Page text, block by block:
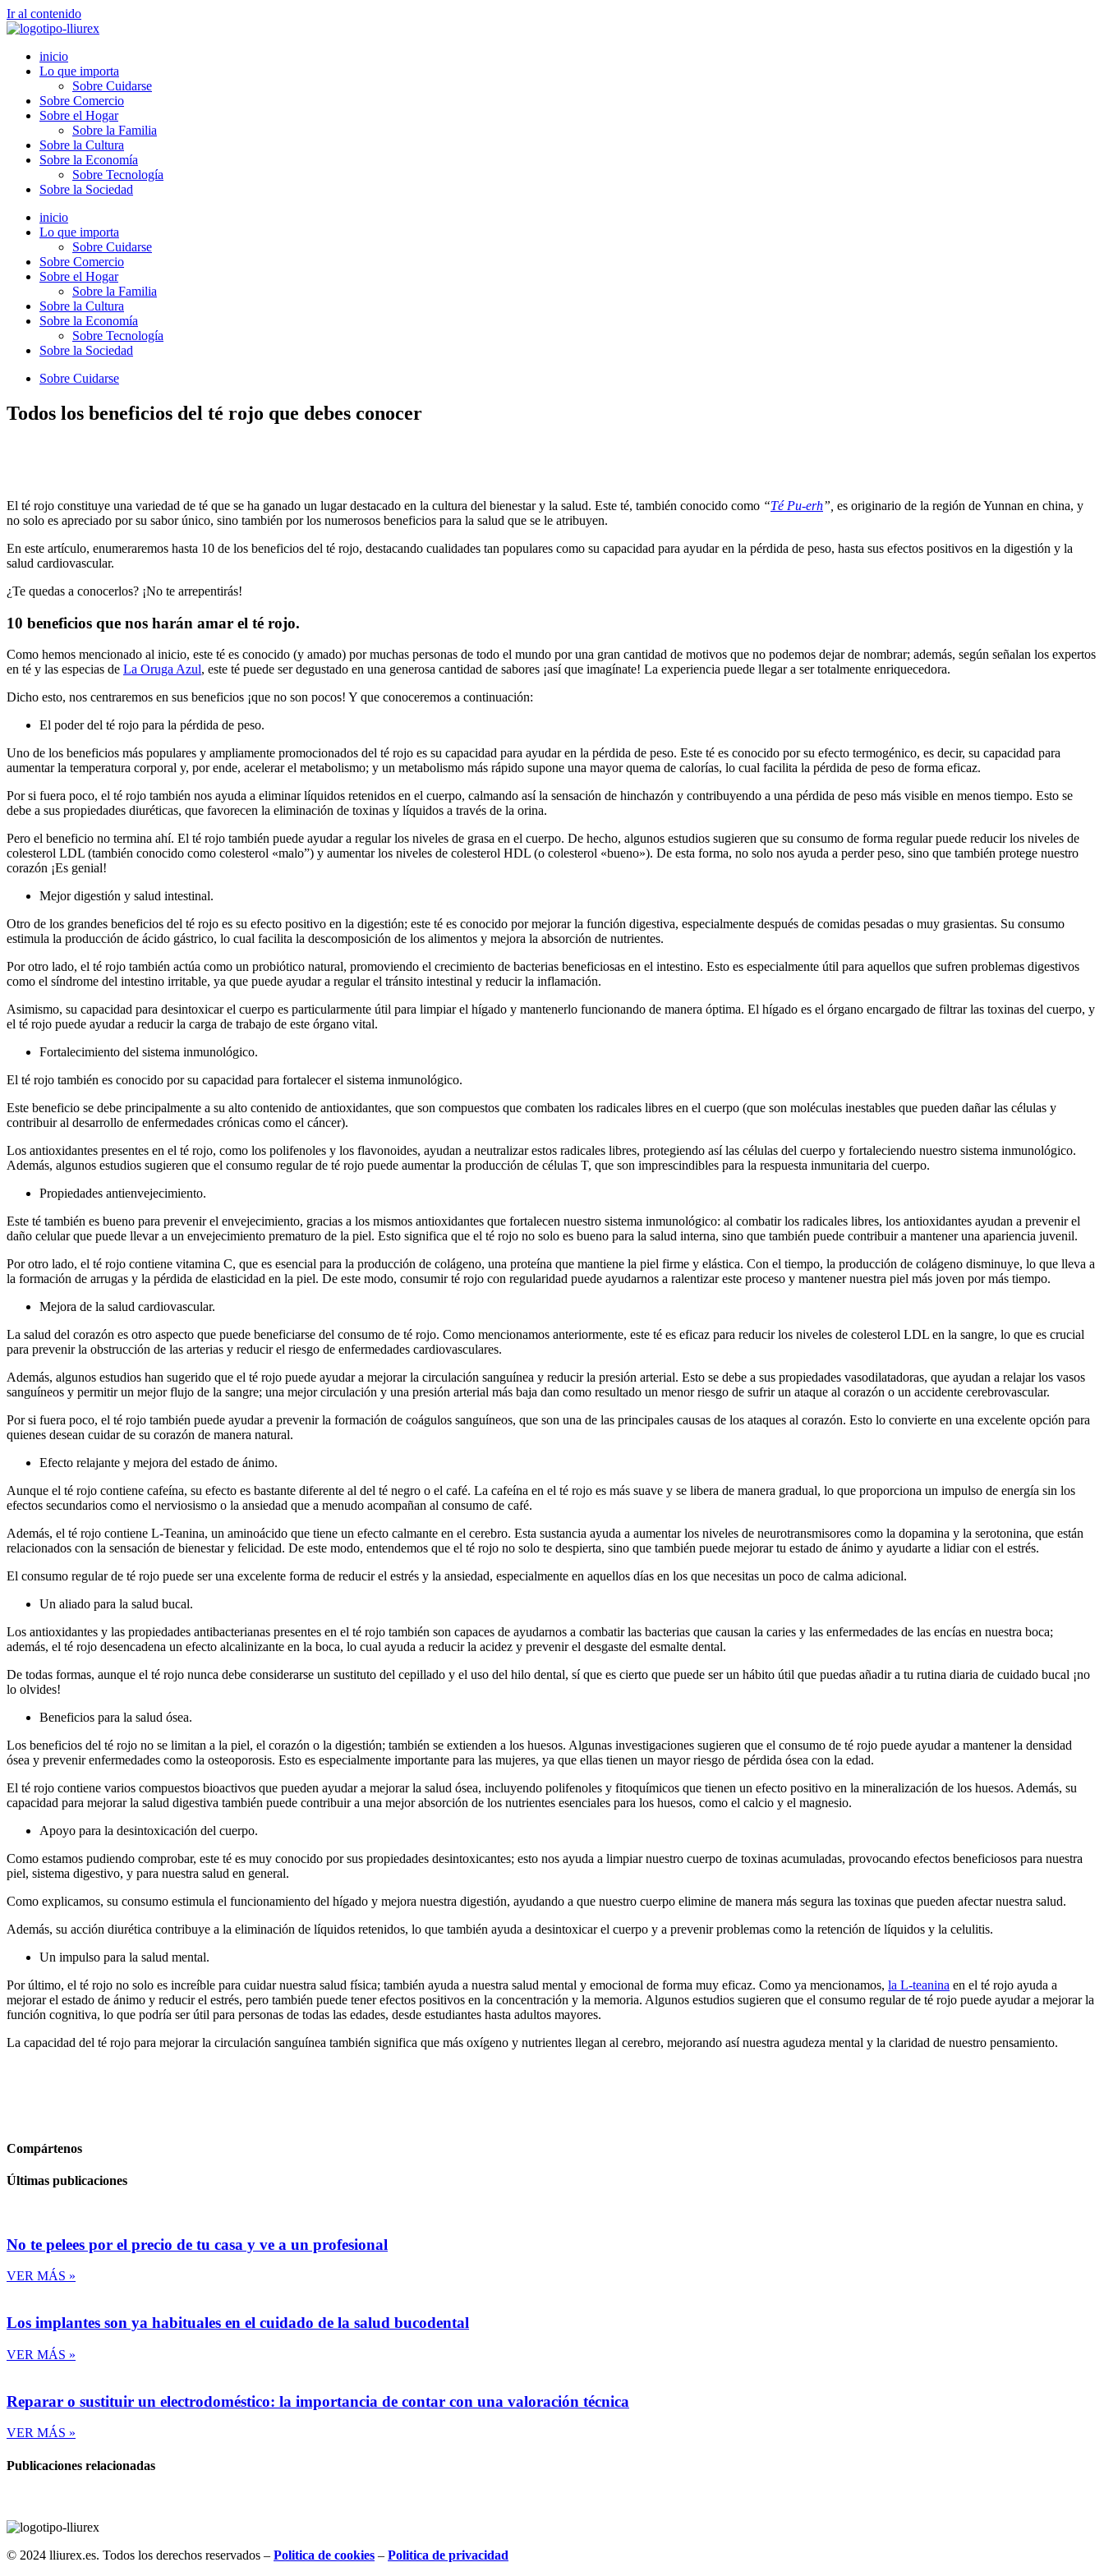
Ir al contenido
inicio
Lo que importa
Sobre Cuidarse
Sobre Comercio
Sobre el Hogar
Sobre la Familia
Sobre la Cultura
Sobre la Economía
Sobre Tecnología
Sobre la Sociedad
inicio
Lo que importa
Sobre Cuidarse
Sobre Comercio
Sobre el Hogar
Sobre la Familia
Sobre la Cultura
Sobre la Economía
Sobre Tecnología
Sobre la Sociedad
Sobre Cuidarse
Todos los beneficios del té rojo que debes conocer
El té rojo constituye una variedad de té que se ha ganado un lugar destacado en la cultura del bienestar y la salud. Este té, también conocido como “Té Pu-erh”, es originario de la región de Yunnan en china, y
no solo es apreciado por su sabor único, sino también por los numerosos beneficios para la salud que se le atribuyen.
En este artículo, enumeraremos hasta 10 de los beneficios del té rojo, destacando cualidades tan populares como su capacidad para ayudar en la pérdida de peso, hasta sus efectos positivos en la digestión y la
salud cardiovascular.
¿Te quedas a conocerlos? ¡No te arrepentirás!
10 beneficios que nos harán amar el té rojo.
Como hemos mencionado al inicio, este té es conocido (y amado) por muchas personas de todo el mundo por una gran cantidad de motivos que no podemos dejar de nombrar; además, según señalan los expertos
en té y las especias de La Oruga Azul, este té puede ser degustado en una generosa cantidad de sabores ¡así que imagínate! La experiencia puede llegar a ser totalmente enriquecedora.
Dicho esto, nos centraremos en sus beneficios ¡que no son pocos! Y que conoceremos a continuación:
El poder del té rojo para la pérdida de peso.
Uno de los beneficios más populares y ampliamente promocionados del té rojo es su capacidad para ayudar en la pérdida de peso. Este té es conocido por su efecto termogénico, es decir, su capacidad para
aumentar la temperatura corporal y, por ende, acelerar el metabolismo; y un metabolismo más rápido supone una mayor quema de calorías, lo cual facilita la pérdida de peso de forma eficaz.
Por si fuera poco, el té rojo también nos ayuda a eliminar líquidos retenidos en el cuerpo, calmando así la sensación de hinchazón y contribuyendo a una pérdida de peso más visible en menos tiempo. Esto se
debe a sus propiedades diuréticas, que favorecen la eliminación de toxinas y líquidos a través de la orina.
Pero el beneficio no termina ahí. El té rojo también puede ayudar a regular los niveles de grasa en el cuerpo. De hecho, algunos estudios sugieren que su consumo de forma regular puede reducir los niveles de
colesterol LDL (también conocido como colesterol «malo”) y aumentar los niveles de colesterol HDL (o colesterol «bueno»). De esta forma, no solo nos ayuda a perder peso, sino que también protege nuestro
corazón ¡Es genial!
Mejor digestión y salud intestinal.
Otro de los grandes beneficios del té rojo es su efecto positivo en la digestión; este té es conocido por mejorar la función digestiva, especialmente después de comidas pesadas o muy grasientas. Su consumo
estimula la producción de ácido gástrico, lo cual facilita la descomposición de los alimentos y mejora la absorción de nutrientes.
Por otro lado, el té rojo también actúa como un probiótico natural, promoviendo el crecimiento de bacterias beneficiosas en el intestino. Esto es especialmente útil para aquellos que sufren problemas digestivos
como el síndrome del intestino irritable, ya que puede ayudar a regular el tránsito intestinal y reducir la inflamación.
Asimismo, su capacidad para desintoxicar el cuerpo es particularmente útil para limpiar el hígado y mantenerlo funcionando de manera óptima. El hígado es el órgano encargado de filtrar las toxinas del cuerpo, y
el té rojo puede ayudar a reducir la carga de trabajo de este órgano vital.
Fortalecimiento del sistema inmunológico.
El té rojo también es conocido por su capacidad para fortalecer el sistema inmunológico.
Este beneficio se debe principalmente a su alto contenido de antioxidantes, que son compuestos que combaten los radicales libres en el cuerpo (que son moléculas inestables que pueden dañar las células y
contribuir al desarrollo de enfermedades crónicas como el cáncer).
Los antioxidantes presentes en el té rojo, como los polifenoles y los flavonoides, ayudan a neutralizar estos radicales libres, protegiendo así las células del cuerpo y fortaleciendo nuestro sistema inmunológico.
Además, algunos estudios sugieren que el consumo regular de té rojo puede aumentar la producción de células T, que son imprescindibles para la respuesta inmunitaria del cuerpo.
Propiedades antienvejecimiento.
Este té también es bueno para prevenir el envejecimiento, gracias a los mismos antioxidantes que fortalecen nuestro sistema inmunológico: al combatir los radicales libres, los antioxidantes ayudan a prevenir el
daño celular que puede llevar a un envejecimiento prematuro de la piel. Esto significa que el té rojo no solo es bueno para la salud interna, sino que también puede contribuir a mantener una apariencia juvenil.
Por otro lado, el té rojo contiene vitamina C, que es esencial para la producción de colágeno, una proteína que mantiene la piel firme y elástica. Con el tiempo, la producción de colágeno disminuye, lo que lleva a
la formación de arrugas y la pérdida de elasticidad en la piel. De este modo, consumir té rojo con regularidad puede ayudarnos a ralentizar este proceso y mantener nuestra piel más joven por más tiempo.
Mejora de la salud cardiovascular.
La salud del corazón es otro aspecto que puede beneficiarse del consumo de té rojo. Como mencionamos anteriormente, este té es eficaz para reducir los niveles de colesterol LDL en la sangre, lo que es crucial
para prevenir la obstrucción de las arterias y reducir el riesgo de enfermedades cardiovasculares.
Además, algunos estudios han sugerido que el té rojo puede ayudar a mejorar la circulación sanguínea y reducir la presión arterial. Esto se debe a sus propiedades vasodilatadoras, que ayudan a relajar los vasos
sanguíneos y permitir un mejor flujo de la sangre; una mejor circulación y una presión arterial más baja dan como resultado un menor riesgo de sufrir un ataque al corazón o un accidente cerebrovascular.
Por si fuera poco, el té rojo también puede ayudar a prevenir la formación de coágulos sanguíneos, que son una de las principales causas de los ataques al corazón. Esto lo convierte en una excelente opción para
quienes desean cuidar de su corazón de manera natural.
Efecto relajante y mejora del estado de ánimo.
Aunque el té rojo contiene cafeína, su efecto es bastante diferente al del té negro o el café. La cafeína en el té rojo es más suave y se libera de manera gradual, lo que proporciona un impulso de energía sin los
efectos secundarios como el nerviosismo o la ansiedad que a menudo acompañan al consumo de café.
Además, el té rojo contiene L-Teanina, un aminoácido que tiene un efecto calmante en el cerebro. Esta sustancia ayuda a aumentar los niveles de neurotransmisores como la dopamina y la serotonina, que están
relacionados con la sensación de bienestar y felicidad. De este modo, entendemos que el té rojo no solo te despierta, sino que también puede mejorar tu estado de ánimo y ayudarte a lidiar con el estrés.
El consumo regular de té rojo puede ser una excelente forma de reducir el estrés y la ansiedad, especialmente en aquellos días en los que necesitas un poco de calma adicional.
Un aliado para la salud bucal.
Los antioxidantes y las propiedades antibacterianas presentes en el té rojo también son capaces de ayudarnos a combatir las bacterias que causan la caries y las enfermedades de las encías en nuestra boca;
además, el té rojo desencadena un efecto alcalinizante en la boca, lo cual ayuda a reducir la acidez y prevenir el desgaste del esmalte dental.
De todas formas, aunque el té rojo nunca debe considerarse un sustituto del cepillado y el uso del hilo dental, sí que es cierto que puede ser un hábito útil que puedas añadir a tu rutina diaria de cuidado bucal ¡no
lo olvides!
Beneficios para la salud ósea.
Los beneficios del té rojo no se limitan a la piel, el corazón o la digestión; también se extienden a los huesos. Algunas investigaciones sugieren que el consumo de té rojo puede ayudar a mantener la densidad
ósea y prevenir enfermedades como la osteoporosis. Esto es especialmente importante para las mujeres, ya que ellas tienen un mayor riesgo de pérdida ósea con la edad.
El té rojo contiene varios compuestos bioactivos que pueden ayudar a mejorar la salud ósea, incluyendo polifenoles y fitoquímicos que tienen un efecto positivo en la mineralización de los huesos. Además, su
capacidad para mejorar la salud digestiva también puede contribuir a una mejor absorción de los nutrientes esenciales para los huesos, como el calcio y el magnesio.
Apoyo para la desintoxicación del cuerpo.
Como estamos pudiendo comprobar, este té es muy conocido por sus propiedades desintoxicantes; esto nos ayuda a limpiar nuestro cuerpo de toxinas acumuladas, provocando efectos beneficiosos para nuestra
piel, sistema digestivo, y para nuestra salud en general.
Como explicamos, su consumo estimula el funcionamiento del hígado y mejora nuestra digestión, ayudando a que nuestro cuerpo elimine de manera más segura las toxinas que pueden afectar nuestra salud.
Además, su acción diurética contribuye a la eliminación de líquidos retenidos, lo que también ayuda a desintoxicar el cuerpo y a prevenir problemas como la retención de líquidos y la celulitis.
Un impulso para la salud mental.
Por último, el té rojo no solo es increíble para cuidar nuestra salud física; también ayuda a nuestra salud mental y emocional de forma muy eficaz. Como ya mencionamos, la L-teanina en el té rojo ayuda a
mejorar el estado de ánimo y reducir el estrés, pero también puede tener efectos positivos en la concentración y la memoria. Algunos estudios sugieren que el consumo regular de té rojo puede ayudar a mejorar la
función cognitiva, lo que podría ser útil para personas de todas las edades, desde estudiantes hasta adultos mayores.
La capacidad del té rojo para mejorar la circulación sanguínea también significa que más oxígeno y nutrientes llegan al cerebro, mejorando así nuestra agudeza mental y la claridad de nuestro pensamiento.
Compártenos
Últimas publicaciones
No te pelees por el precio de tu casa y ve a un profesional
VER MÁS »
Los implantes son ya habituales en el cuidado de la salud bucodental
VER MÁS »
Reparar o sustituir un electrodoméstico: la importancia de contar con una valoración técnica
VER MÁS »
Publicaciones relacionadas
© 2024 lliurex.es. Todos los derechos reservados – Politica de cookies – Politica de privacidad